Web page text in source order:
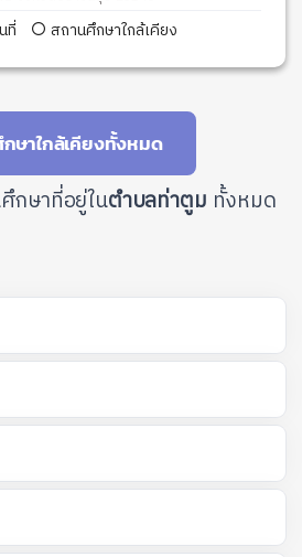
ที่ สถานศึกษาใกล้เคียง
ษาใกล้เคียงทั้งหมด
กษาที่อยู่ในตำบลท่าตูม ทั้งหมด